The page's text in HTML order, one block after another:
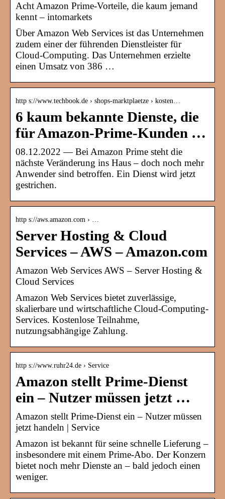
Acht Amazon Prime-Vorteile, die kaum jemand
kennt – intomarkets
Über Amazon Web Services ist das Unternehmen
zudem einer der führenden Dienstleister für
Cloud-Computing. Das Unternehmen erzielte
einen Umsatz von 386 …
http s://www.techbook.de › shops-marktplaetze › kosten…
6 kaum bekannte Dienste, die
für Amazon-Prime-Kunden …
08.12.2022 — Bei Amazon Prime steht die
nächste Veränderung ins Haus – doch noch mehr
Anwender sind betroffen. Ein Dienst wird jetzt
gestrichen.
http s://aws.amazon.com › …
Server Hosting & Cloud
Services – AWS – Amazon.com
Amazon Web Services AWS – Server Hosting &
Cloud Services
Amazon Web Services bietet zuverlässige,
skalierbare und wirtschaftliche Cloud-Computing-
Services. Kostenlose Teilnahme,
nutzungsabhängige Zahlung.
http s://www.ruhr24.de › Service
Amazon stellt Prime-Dienst
ein – Nutzer müssen jetzt …
Amazon stellt Prime-Dienst ein – Nutzer müssen
jetzt handeln | Service
Amazon ist bekannt für seine schnelle Lieferung –
insbesondere mit einem Prime-Abo. Der Konzern
bietet noch mehr Dienste an – bald jedoch einen
weniger.